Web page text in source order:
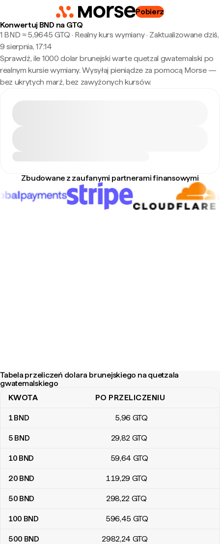
Pobierz
Konwertuj BND na GTQ
1 BND ≈ 5,9645 GTQ · Realny kurs wymiany· Zaktualizowane dziś,
9 sierpnia, 17:14
Sprawdź, ile 1000 dolar brunejski warte quetzal gwatemalski po
realnym kursie wymiany. Wysyłaj pieniądze za pomocą Morse —
bez ukrytych marż, bez zawyżonych kursów.
Zbudowane z zaufanymi partnerami finansowymi
Tabela przeliczeń dolara brunejskiego na quetzala
gwatemalskiego
Tabela przeliczeń dolara brunejskiego na quetzala
KWOTA PO PRZELICZENIU
1BND 5,96 GTQ
5 BND 29,82 GTQ
10 BND 59,64 GTQ
20 BND 119,29 GTQ
50 BND 298,22 GTQ
100 BND 596,45 GTQ
500 BND 2982,24 GTQ